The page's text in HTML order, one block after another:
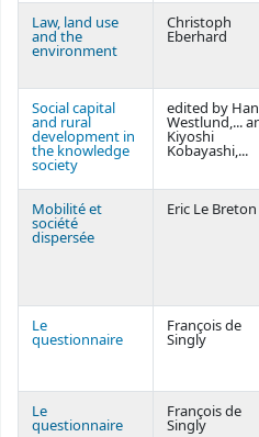
Law, land use
and the
environment
Christoph
Eberhard
Social capital
and rural
development in
the knowledge
society
edited by
Westlund,...
Kiyoshi
Kobayashi,...
Mobilité et
société
dispersée
Eric Le Breton
Le
questionnaire
François de
Singly
Le
questionnaire
François de
Singly